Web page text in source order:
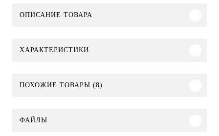
ОПИСАНИЕ ТОВАРА
ХАРАКТЕРИСТИКИ
ПОХОЖИЕ ТОВАРЫ (8)
ФАЙЛЫ